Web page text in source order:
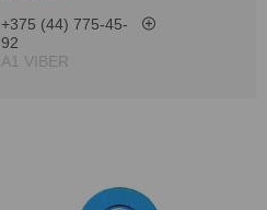
+375 (44) 775-45-
92
А1 VIBER